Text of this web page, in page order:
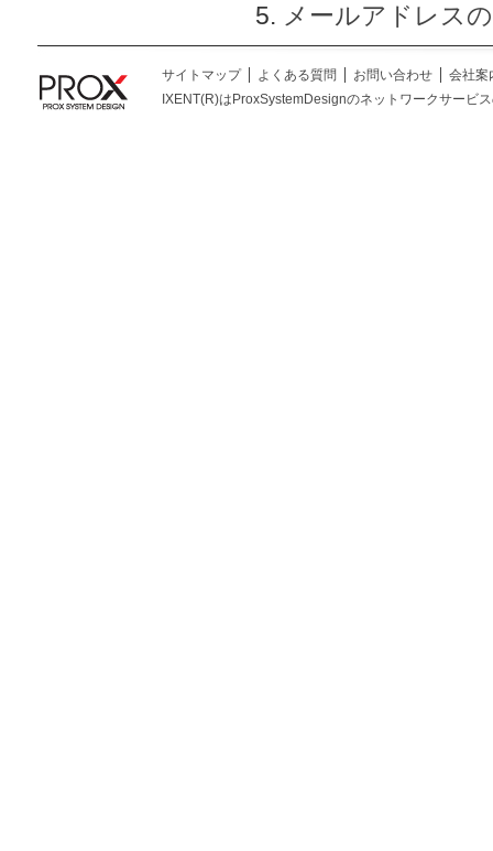
メールアドレス
サイトマップ よくある質問 お問い合わせ
会社案
IXENT(R)はProxSystemDesignのネットワークサービ